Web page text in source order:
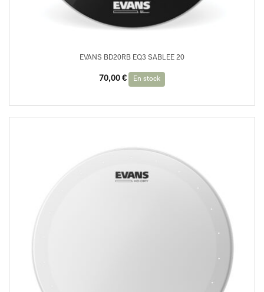
EVANS BD20RB EQ3 SABLEE 20
70,00 € En stock